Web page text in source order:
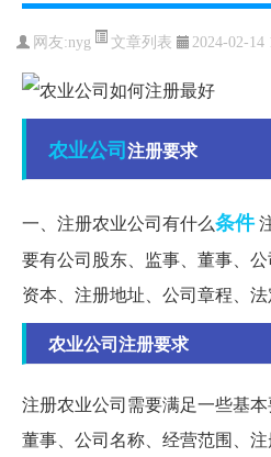
网友:nyg 文章列表 2024-02-14
农业公司注册要求
一、注册农业公司有什么条件
要有公司股东、监事、董事、
资本、注册地址、公司章程、法
农业公司注册要求
注册农业公司需要满足一些基本
董事、公司名称、经营范围、